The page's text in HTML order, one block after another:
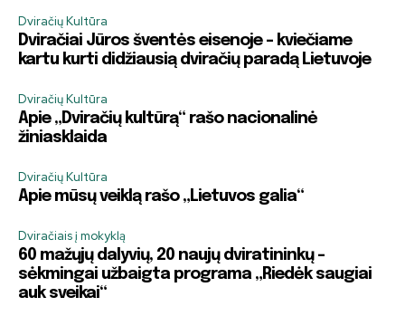
Dviračių Kultūra
Dviračiai Jūros šventės eisenoje – kviečiame
kartu kurti didžiausią dviračių paradą Lietuvoje
Dviračių Kultūra
Apie „Dviračių kultūrą“ rašo nacionalinė
žiniasklaida
Dviračių Kultūra
Apie mūsų veiklą rašo „Lietuvos galia“
Dviračiais į mokyklą
60 mažųjų dalyvių, 20 naujų dviratininkų –
sėkmingai užbaigta programa „Riedėk saugiai
auk sveikai“